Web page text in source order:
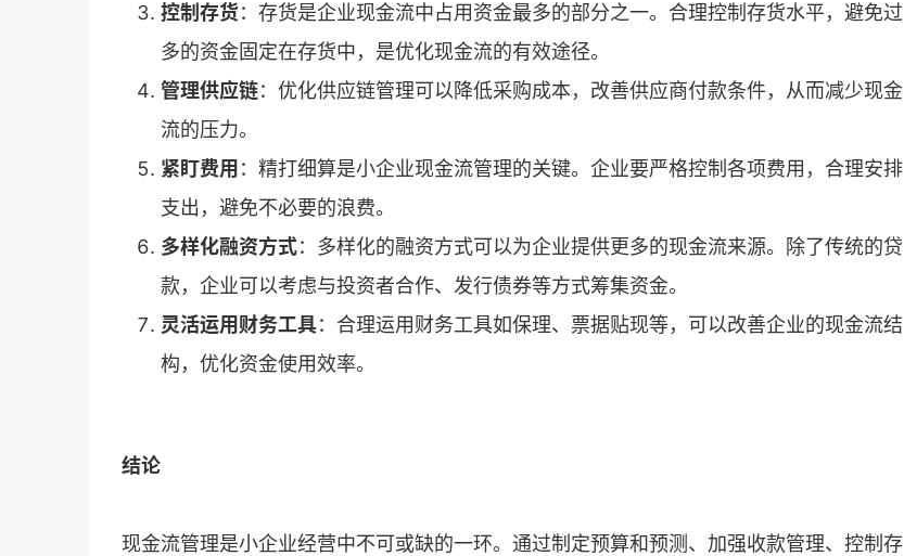
控制存货：存货是企业现金流中占用资金最多的部分之一。合理控制存货水平，避免过
多的资金固定在存货中，是优化现金流的有效途径。
管理供应链：优化供应链管理可以降低采购成本，改善供应商付款条件，从而减少现金
流的压力。
紧盯费用 ：精打细算是小企业现金流管理的关键。企业要严格控制各项费用，合理安排
支出，避免不必要的浪费。
多样化融资方式：多样化的融资方式可以为企业提供更多的现金流来源。除了传统的贷
款，企业可以考虑与投资者合作、发行债券等方式筹集资金。
灵活运用财务工具：合理运用财务工具如保理、票据贴现等，可以改善企业的现金流结
构，优化资金使用效率。
结论
现金流管理是小企业经营中不可或缺的一环。通过制定预算和预测、加强收款管理、控制存